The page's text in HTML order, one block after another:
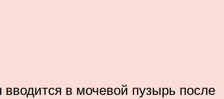
вводится в мочевой пузырь после